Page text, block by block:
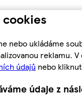
cookies
nebo ukládáme
reklamu.
údajů nebo
údaje z